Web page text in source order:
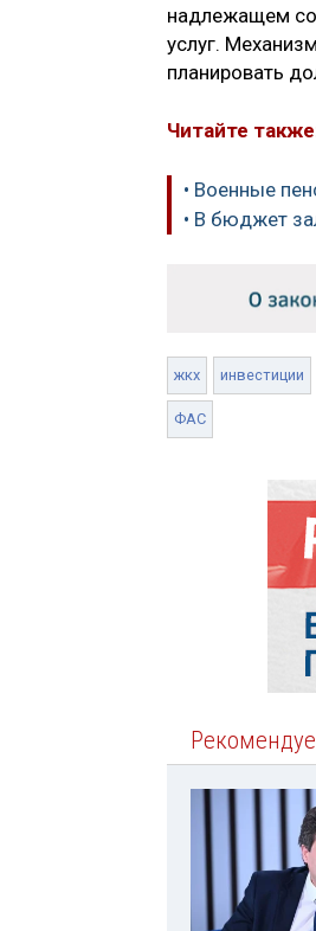
надлежащем
услуг.
планировать
Читайте
• Военные
• В бюджет
жкх инвестиции
ФАС